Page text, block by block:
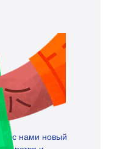
с
с нами новый